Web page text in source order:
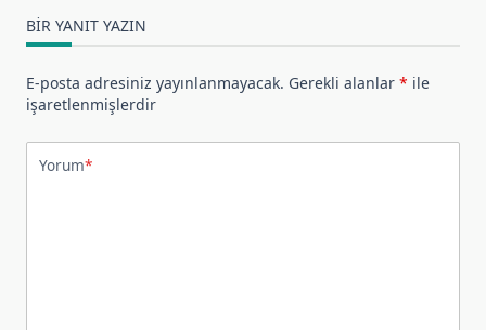
BIR YANIT YAZIN
E-posta adresiniz yayınlanmayacak. Gerekli alanlar * ile
işaretlenmişlerdir
Yorum*